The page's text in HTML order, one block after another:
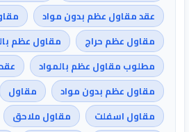
عقد مقاول عظم بدون مواد
مقاول عظم حراج
مقاول عظم
مطلوب مقاول عظم بالمواد
مقاول عظم بدون مواد
مقاول
مقاول اسفلت
مقاول ملاحق